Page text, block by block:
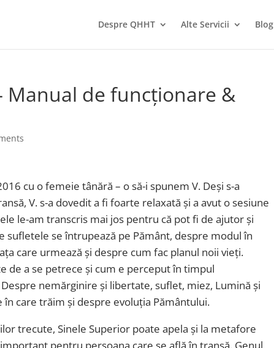
Despre QHHT Alte Servicii Blog
Manual de funcționare &
cu o femeie tânără – o să-i spunem V. Deși s-a
V. s-a dovedit a fi foarte relaxată și a avut o sesiune
le-am transcris mai jos pentru că pot fi de ajutor și
sufletele se întrupează pe Pământ, despre modul în
care urmează și despre cum fac planul noii vieți.
de a se petrece și cum e perceput în timpul
nemărginire și libertate, suflet, miez, Lumină și
care trăim și despre evoluția Pământului.
trecute, Sinele Superior poate apela și la metafore